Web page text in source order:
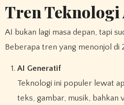
Tren Teknologi
AI bukan lagi masa depan, tapi
Beberapa tren yang menonjol di
AI Generatif
Teknologi ini populer lewat
teks, gambar, musik, bahkan